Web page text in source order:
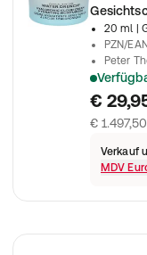
20 ml
|
PZN/EAN
Peter
Peter
€
€
Verkauf
MDV